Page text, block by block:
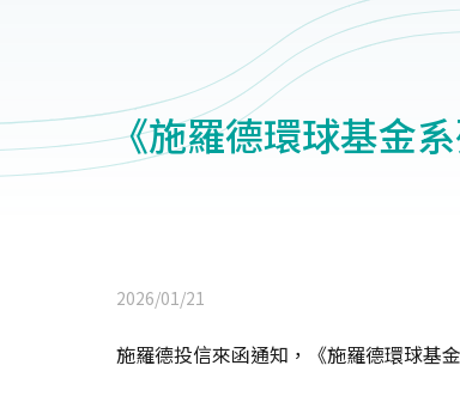
《施羅德環球基金
2026/01/21
施羅德投信來函通知，《施羅德環球基